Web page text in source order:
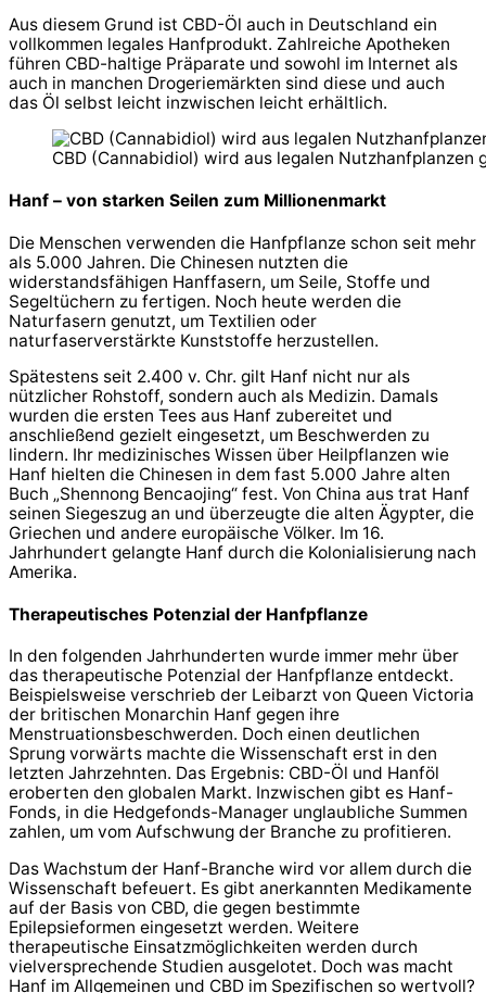
Aus diesem Grund ist CBD-Öl auch in Deutschland ein
vollkommen legales Hanfprodukt. Zahlreiche Apotheken
führen CBD-haltige Präparate und sowohl im Internet als
auch in manchen Drogeriemärkten sind diese und auch
das Öl selbst leicht inzwischen leicht erhältlich.
CBD (Cannabidiol) wird aus legalen Nutzhanfplanzen
Hanf – von starken Seilen zum Millionenmarkt
Die Menschen verwenden die Hanfpflanze schon seit mehr
als 5.000 Jahren. Die Chinesen nutzten die
widerstandsfähigen Hanffasern, um Seile, Stoffe und
Segeltüchern zu fertigen. Noch heute werden die
Naturfasern genutzt, um Textilien oder
naturfaserverstärkte Kunststoffe herzustellen.
Spätestens seit 2.400 v. Chr. gilt Hanf nicht nur als
nützlicher Rohstoff, sondern auch als Medizin. Damals
wurden die ersten Tees aus Hanf zubereitet und
anschließend gezielt eingesetzt, um Beschwerden zu
lindern. Ihr medizinisches Wissen über Heilpflanzen wie
Hanf hielten die Chinesen in dem fast 5.000 Jahre alten
Buch „Shennong Bencaojing“ fest. Von China aus trat Hanf
seinen Siegeszug an und überzeugte die alten Ägypter, die
Griechen und andere europäische Völker. Im 16.
Jahrhundert gelangte Hanf durch die Kolonialisierung nach
Amerika.
Therapeutisches Potenzial der Hanfpflanze
In den folgenden Jahrhunderten wurde immer mehr über
das therapeutische Potenzial der Hanfpflanze entdeckt.
Beispielsweise verschrieb der Leibarzt von Queen Victoria
der britischen Monarchin Hanf gegen ihre
Menstruationsbeschwerden. Doch einen deutlichen
Sprung vorwärts machte die Wissenschaft erst in den
letzten Jahrzehnten. Das Ergebnis: CBD-Öl und Hanföl
eroberten den globalen Markt. Inzwischen gibt es Hanf-
Fonds, in die Hedgefonds-Manager unglaubliche Summen
zahlen, um vom Aufschwung der Branche zu profitieren.
Das Wachstum der Hanf-Branche wird vor allem durch die
Wissenschaft befeuert. Es gibt anerkannten Medikamente
auf der Basis von CBD, die gegen bestimmte
Epilepsieformen eingesetzt werden. Weitere
therapeutische Einsatzmöglichkeiten werden durch
vielversprechende Studien ausgelotet. Doch was macht
Hanf im Allgemeinen und CBD im Spezifischen so wertvoll?